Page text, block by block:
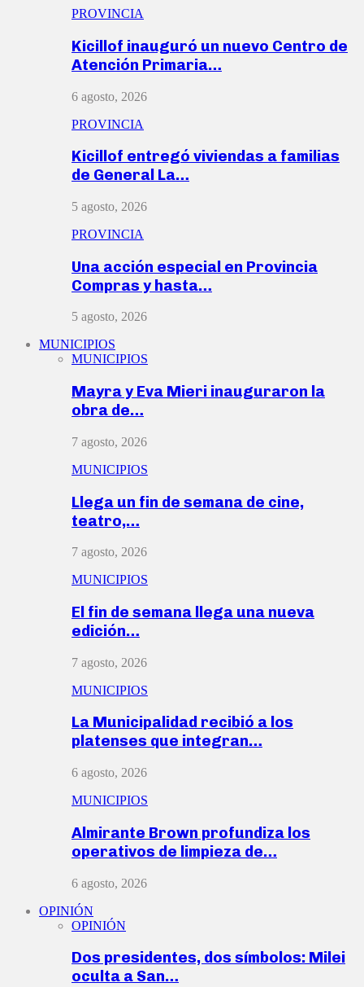
PROVINCIA
Kicillof inauguró un nuevo Centro de
Atención Primaria…
6 agosto, 2026
PROVINCIA
Kicillof entregó viviendas a familias
de General La…
5 agosto, 2026
PROVINCIA
Una acción especial en Provincia
Compras y hasta…
5 agosto, 2026
MUNICIPIOS
MUNICIPIOS
Mayra y Eva Mieri inauguraron la
obra de…
7 agosto, 2026
MUNICIPIOS
Llega un fin de semana de cine,
teatro,…
7 agosto, 2026
MUNICIPIOS
El fin de semana llega una nueva
edición…
7 agosto, 2026
MUNICIPIOS
La Municipalidad recibió a los
platenses que integran…
6 agosto, 2026
MUNICIPIOS
Almirante Brown profundiza los
operativos de limpieza de…
6 agosto, 2026
OPINIÓN
OPINIÓN
Dos presidentes, dos símbolos: Milei
oculta a San…